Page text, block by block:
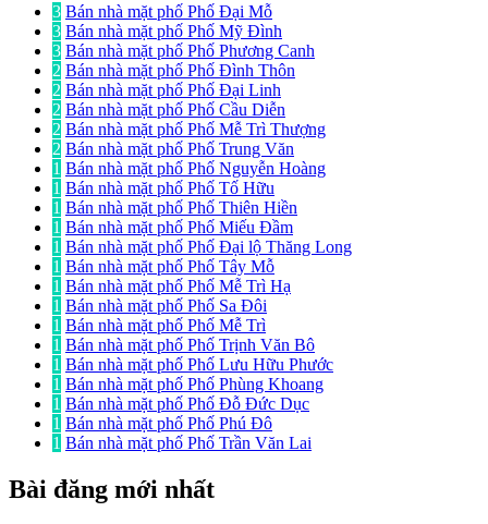
3 Bán nhà mặt phố Phố Đại Mỗ
3 Bán nhà mặt phố Phố Mỹ Đình
3 Bán nhà mặt phố Phố Phương Canh
2 Bán nhà mặt phố Phố Đình Thôn
2 Bán nhà mặt phố Phố Đại Linh
2 Bán nhà mặt phố Phố Cầu Diễn
2 Bán nhà mặt phố Phố Mễ Trì Thượng
2 Bán nhà mặt phố Phố Trung Văn
1 Bán nhà mặt phố Phố Nguyễn Hoàng
1 Bán nhà mặt phố Phố Tố Hữu
1 Bán nhà mặt phố Phố Thiên Hiền
1 Bán nhà mặt phố Phố Miếu Đầm
1 Bán nhà mặt phố Phố Đại lộ Thăng Long
1 Bán nhà mặt phố Phố Tây Mỗ
1 Bán nhà mặt phố Phố Mễ Trì Hạ
1 Bán nhà mặt phố Phố Sa Đôi
1 Bán nhà mặt phố Phố Mễ Trì
1 Bán nhà mặt phố Phố Trịnh Văn Bô
1 Bán nhà mặt phố Phố Lưu Hữu Phước
1 Bán nhà mặt phố Phố Phùng Khoang
1 Bán nhà mặt phố Phố Đỗ Đức Dục
1 Bán nhà mặt phố Phố Phú Đô
1 Bán nhà mặt phố Phố Trần Văn Lai
Bài đăng mới nhất